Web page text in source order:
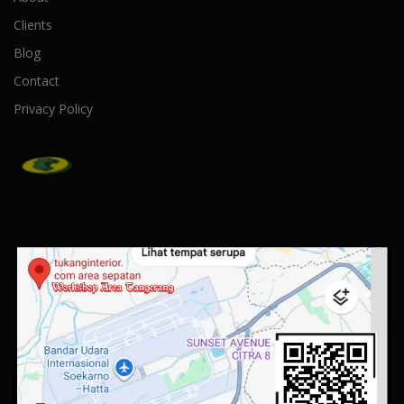
Clients
Blog
Contact
Privacy Policy